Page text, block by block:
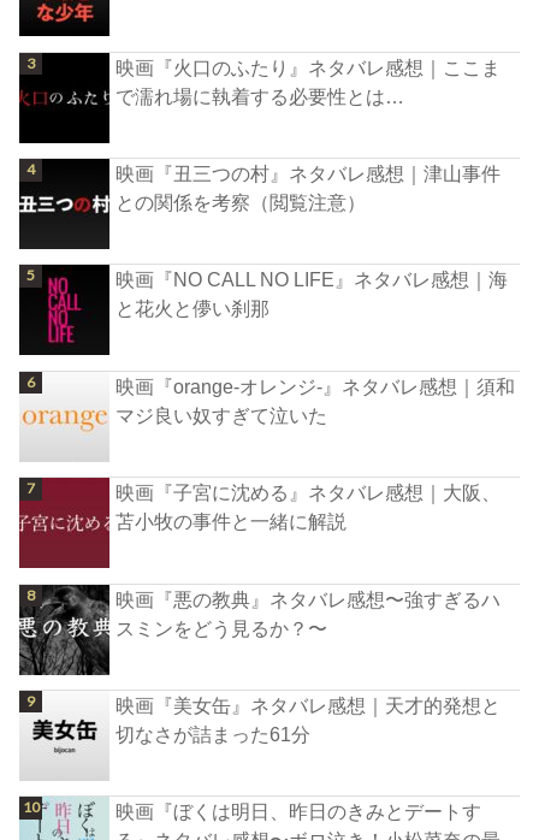
映画『火口のふたり』ネタバレ感想｜ここま
で濡れ場に執着する必要性とは…
映画『丑三つの村』ネタバレ感想｜津山事件
との関係を考察（閲覧注意）
映画『NO CALL NO LIFE』ネタバレ感想｜海
と花火と儚い刹那
映画『orange-オレンジ-』ネタバレ感想｜須和
マジ良い奴すぎて泣いた
映画『子宮に沈める』ネタバレ感想｜大阪、
苫小牧の事件と一緒に解説
映画『悪の教典』ネタバレ感想〜強すぎるハ
スミンをどう見るか？〜
映画『美女缶』ネタバレ感想｜天才的発想と
切なさが詰まった61分
映画『ぼくは明日、昨日のきみとデートす